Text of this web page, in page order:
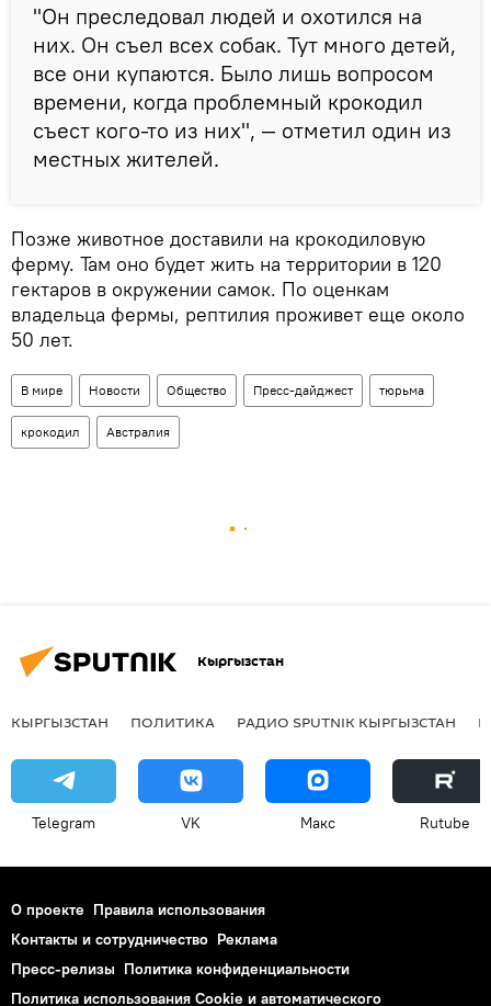
"Он преследовал людей и охотился на
них. Он съел всех собак. Тут много детей,
все они купаются. Было лишь вопросом
времени, когда проблемный крокодил
съест кого-то из них", — отметил один из
местных жителей.
Позже животное доставили на крокодиловую
ферму. Там оно будет жить на территории в 120
гектаров в окружении самок. По оценкам
владельца фермы, рептилия проживет еще около
50 лет.
В мире Новости Общество Пресс-дайджест тюрьма
крокодил Австралия
Кыргызстан
КЫРГЫЗСТАН ПОЛИТИКА РАДИО SPUTNIK КЫРГЫЗСТАН
Telegram VK Макс Rutube
О проекте Правила использования
Контакты и сотрудничество Реклама
Пресс-релизы Политика конфиденциальности
Политика использования Cookie и автоматического